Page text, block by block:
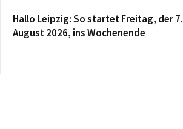
Hallo Leipzig: So startet Freitag, der 7.
August 2026, ins Wochenende